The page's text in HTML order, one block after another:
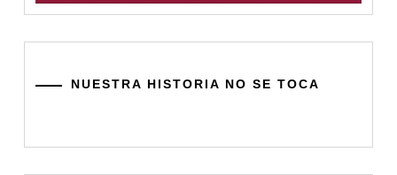
NUESTRA HISTORIA NO SE TOCA